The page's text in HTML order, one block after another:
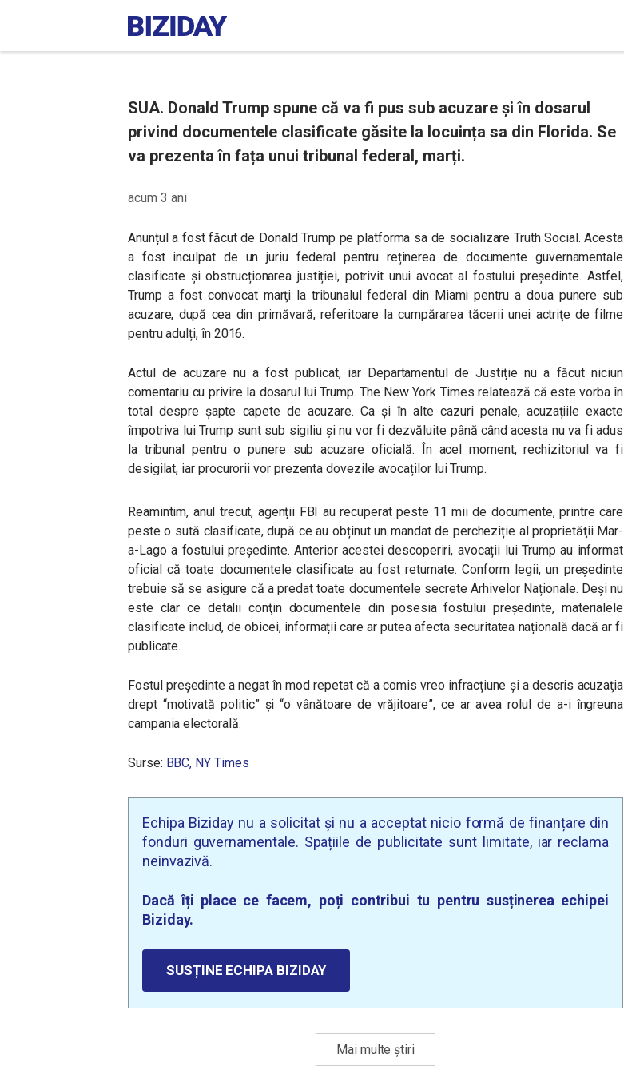
SUA. Donald Trump spune că va fi pus sub acuzare și în dosarul
privind documentele clasificate găsite la locuința sa din Florida. Se
va prezenta în fața unui tribunal federal, marți.
acum 3 ani
Anunțul a fost făcut de Donald Trump pe platforma sa de socializare Truth Social. Acesta
a fost inculpat de un juriu federal pentru reținerea de documente guvernamentale
clasificate și obstrucționarea justiției, potrivit unui avocat al fostului președinte. Astfel,
Trump a fost convocat marţi la tribunalul federal din Miami pentru a doua punere sub
acuzare, după cea din primăvară, referitoare la cumpărarea tăcerii unei actriţe de filme
pentru adulți, în 2016.
Actul de acuzare nu a fost publicat, iar Departamentul de Justiție nu a făcut niciun
comentariu cu privire la dosarul lui Trump. The New York Times relatează că este vorba în
total despre șapte capete de acuzare. Ca și în alte cazuri penale, acuzațiile exacte
împotriva lui Trump sunt sub sigiliu și nu vor fi dezvăluite până când acesta nu va fi adus
la tribunal pentru o punere sub acuzare oficială. În acel moment, rechizitoriul va fi
desigilat, iar procurorii vor prezenta dovezile avocaților lui Trump.
Reamintim, anul trecut, agenții FBI au recuperat peste 11 mii de documente, printre care
peste o sută clasificate, după ce au obținut un mandat de percheziție al proprietăţii Mar-
a-Lago a fostului președinte. Anterior acestei descoperiri, avocații lui Trump au informat
oficial că toate documentele clasificate au fost returnate. Conform legii, un președinte
trebuie să se asigure că a predat toate documentele secrete Arhivelor Naționale. Deşi nu
este clar ce detalii conţin documentele din posesia fostului preşedinte, materialele
clasificate includ, de obicei, informații care ar putea afecta securitatea națională dacă ar fi
publicate.
Fostul preşedinte a negat în mod repetat că a comis vreo infracțiune și a descris acuzaţia
drept “motivată politic” și “o vânătoare de vrăjitoare”, ce ar avea rolul de a-i îngreuna
campania electorală.
Surse: BBC, NY Times
Echipa Biziday nu a solicitat și nu a acceptat nicio formă de finanțare din
fonduri guvernamentale. Spațiile de publicitate sunt limitate, iar reclama
neinvazivă.
Dacă îți place ce facem, poți contribui tu pentru susținerea echipei
Biziday.
SUSȚINE ECHIPA BIZIDAY
Mai multe știri